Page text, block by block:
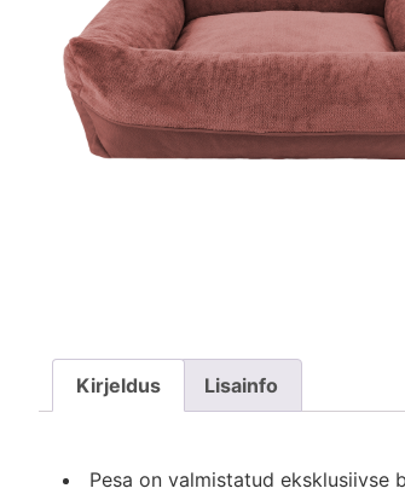
Kirjeldus Lisainfo
Pesa on valmistatud eksklusiivse